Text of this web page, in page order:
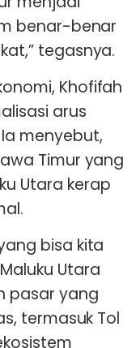
benar-benar
tegasnya.
Khofifah
arus
menyebut,
Timur yang
Utara kerap
bisa kita
Utara
pasar yang
termasuk Tol